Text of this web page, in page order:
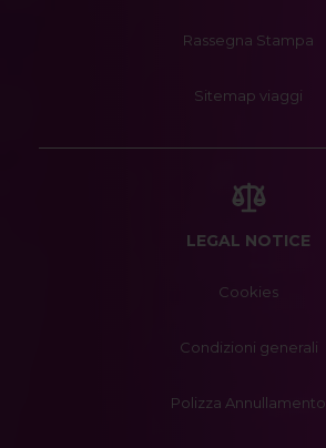
Rassegna Stampa
Sitemap viaggi
LEGAL NOTICE
Cookies
Condizioni generali
Polizza Annullamento